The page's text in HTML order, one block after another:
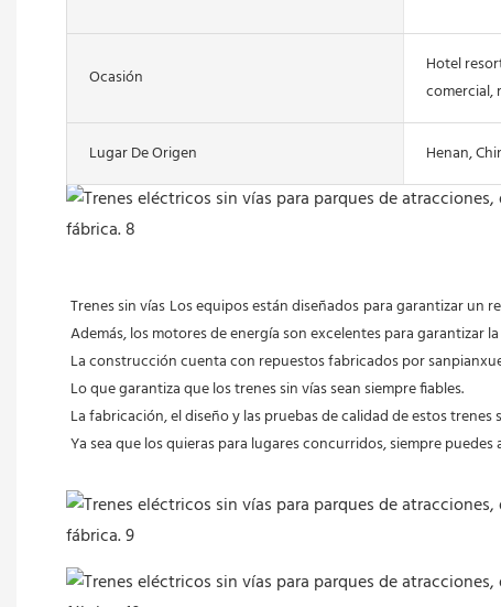
Ocasión
Hotel
comercial,
Lugar De Origen Henan,
Trenes sin vías Los equipos están diseñados para garantizar
Además, los motores de energía son excelentes para garantizar
La construcción cuenta con repuestos fabricados por
Lo que garantiza que los trenes sin vías sean siempre fiables.
La fabricación, el diseño y las pruebas de calidad de estos